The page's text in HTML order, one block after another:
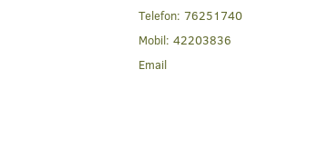
Telefon: 76251740
Mobil: 42203836
Email